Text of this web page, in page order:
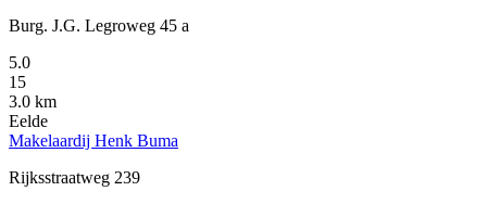
Burg. J.G. Legroweg 45 a
5.0
15
3.0 km
Eelde
Makelaardij Henk Buma
Rijksstraatweg 239